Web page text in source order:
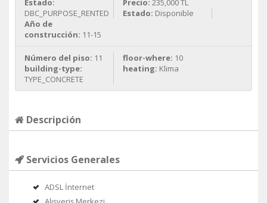
Estado:
DBC_PURPOSE_RENTED
Precio: 235,000 TL
Estado: Disponible
Año de
construcción: 11-15
Número del piso: 11 floor-where: 10
building-type:
TYPE_CONCRETE
heating: Klima
Descripción
Servicios Generales
ADSL İnternet